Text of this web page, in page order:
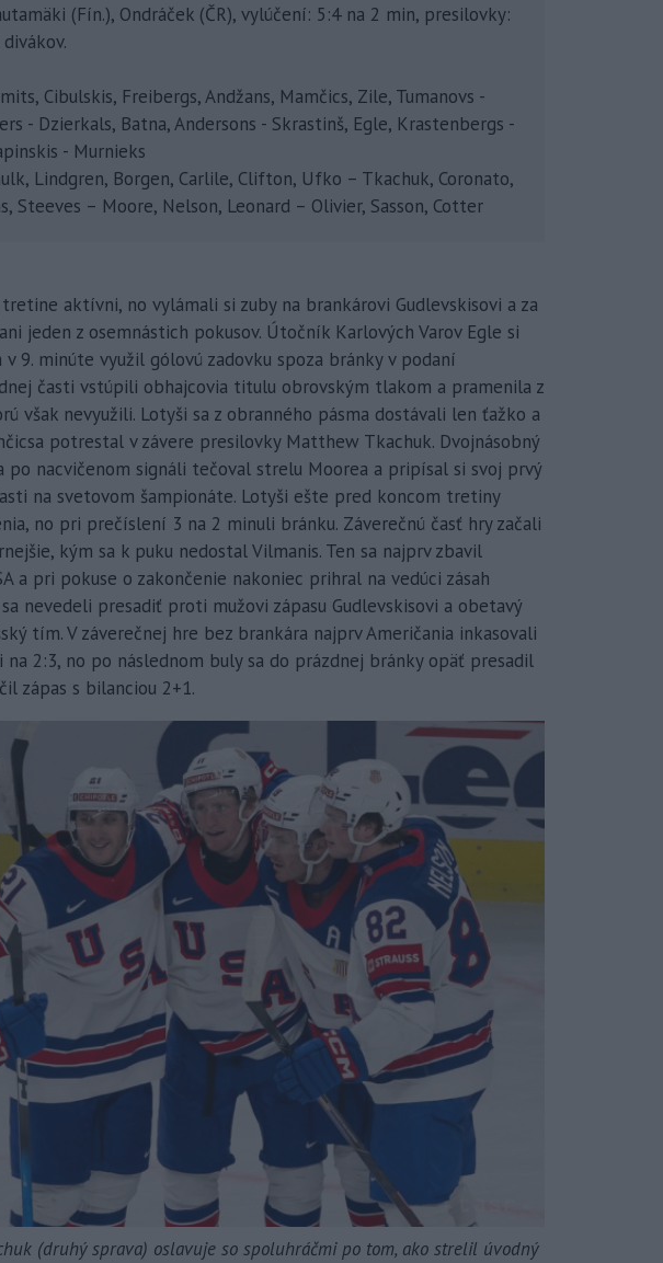
(Fín.), Ondráček (ČR), vylúčení: 5:4 na 2 min, presilovky:
Cibulskis, Freibergs, Andžans, Mamčics, Zile, Tumanovs -
- Dzierkals, Batna, Andersons - Skrastinš, Egle, Krastenbergs -
- Murnieks
Lindgren, Borgen, Carlile, Clifton, Ufko – Tkachuk, Coronato,
Steeves – Moore, Nelson, Leonard – Olivier, Sasson, Cotter
aktívni, no vylámali si zuby na brankárovi Gudlevskisovi a za
jeden z osemnástich pokusov. Útočník Karlových Varov Egle si
9. minúte využil gólovú zadovku spoza bránky v podaní
časti vstúpili obhajcovia titulu obrovským tlakom a pramenila z
však nevyužili. Lotyši sa z obranného pásma dostávali len ťažko a
potrestal v závere presilovky Matthew Tkachuk. Dvojnásobný
po nacvičenom signáli tečoval strelu Moorea a pripísal si svoj prvý
na svetovom šampionáte. Lotyši ešte pred koncom tretiny
no pri prečíslení 3 na 2 minuli bránku. Záverečnú časť hry začali
kým sa k puku nedostal Vilmanis. Ten sa najprv zbavil
a pri pokuse o zakončenie nakoniec prihral na vedúci zásah
sa nevedeli presadiť proti mužovi zápasu Gudlevskisovi a obetavý
tím. V záverečnej hre bez brankára najprv Američania inkasovali
2:3, no po následnom buly sa do prázdnej bránky opäť presadil
zápas s bilanciou 2+1.
(druhý sprava) oslavuje so spoluhráčmi po tom, ako strelil úvodný